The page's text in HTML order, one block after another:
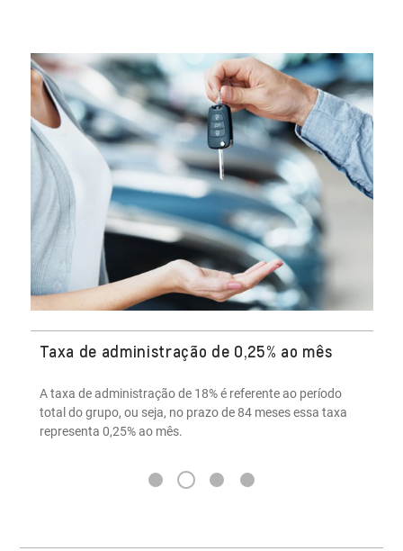
Diversos contemplados por assembleia
O Consórcio Nacional Chevrolet contempla em média 5
cotas por assembleia e é possível ofertar um lance até um
dia antes da data da assembleia.
1 2 3 4